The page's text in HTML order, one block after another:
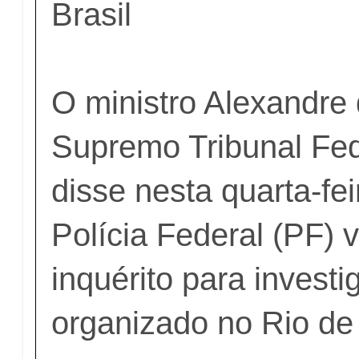
Brasil
O ministro
Supremo Tribunal
disse nesta quarta-
Polícia Federal (PF)
inquérito para
organizado no Rio